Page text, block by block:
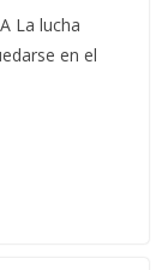
La lucha
en el